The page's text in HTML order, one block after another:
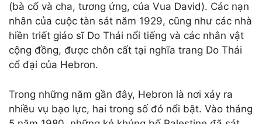
(bà cố và cha, tương ứng, của Vua David). Các nạn
nhân của cuộc tàn sát năm 1929, cũng như các nhà
hiền triết giáo sĩ Do Thái nổi tiếng và các nhân vật
cộng đồng, được chôn cất tại nghĩa trang Do Thái
cổ đại của Hebron.
Trong những năm gần đây, Hebron là nơi xảy ra
nhiều vụ bạo lực, hai trong số đó nổi bật. Vào tháng